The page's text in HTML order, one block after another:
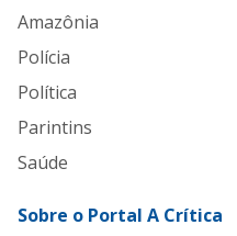
Amazônia
Polícia
Política
Parintins
Saúde
Sobre o Portal A Crítica